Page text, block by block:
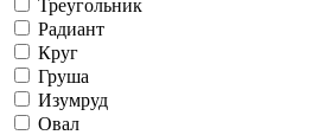
Треугольник
Радиант
Круг
Груша
Изумруд
Овал